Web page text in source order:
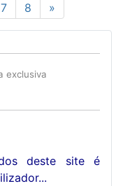
exclusiva
deste site é
7 8 »